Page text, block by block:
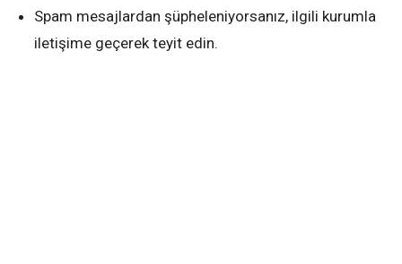
Spam mesajlardan şüpheleniyorsanız, ilgili kurumla
iletişime geçerek teyit edin.